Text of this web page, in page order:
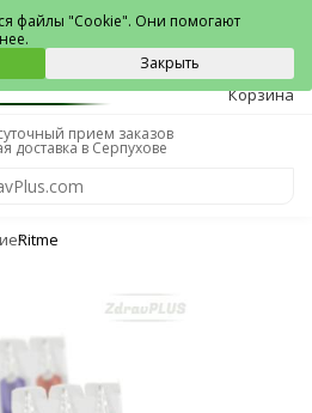
0
Корзина
прием заказов
доставка в Серпухове
Ritme
файлы "Cookie". Они помогают
Закрыть